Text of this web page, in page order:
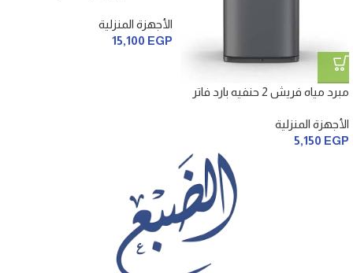
مبرد مياه فريش 2 حنفيه بارد فاتر
الأجهزة المنزلية
5,150 EGP
الأجهزة المنزلية
15,100 EGP